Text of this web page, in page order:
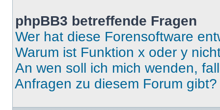
phpBB3 betreffende Fragen
Wer hat diese Forensoftware
Warum ist Funktion x oder y
An wen soll ich mich wenden,
Anfragen zu diesem Forum gibt?